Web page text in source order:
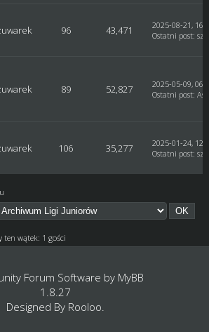
96 43,471
2025-08-21,
Ostatni post:
89 52,827
2025-05-09,
Ostatni post:
106 35,277
2025-01-24,
Ostatni post:
ten wątek: 1 gości
Forum Software by MyBB
1.8.27
Designed By Rooloo